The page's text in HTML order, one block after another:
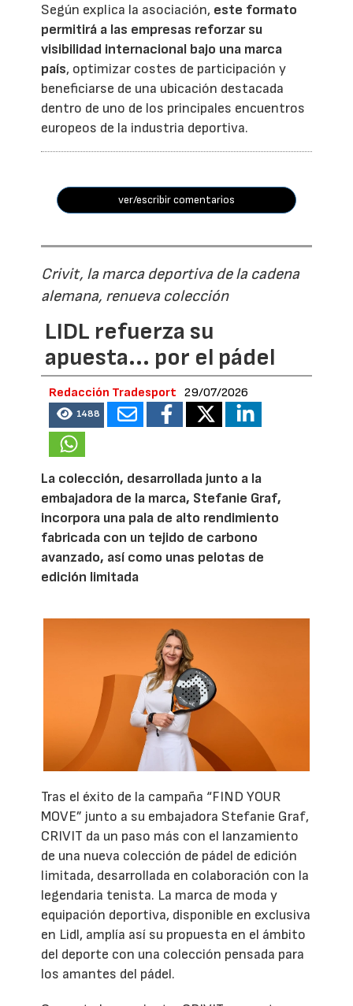
Según explica la asociación, este formato
permitirá a las empresas reforzar su
visibilidad internacional bajo una marca
país, optimizar costes de participación y
beneficiarse de una ubicación destacada
dentro de uno de los principales encuentros
europeos de la industria deportiva.
ver/escribir comentarios
Crivit, la marca deportiva de la cadena
alemana, renueva colección
LIDL refuerza su
apuesta... por el pádel
Redacción Tradesport 29/07/2026
1488
La colección, desarrollada junto a la
embajadora de la marca, Stefanie Graf,
incorpora una pala de alto rendimiento
fabricada con un tejido de carbono
avanzado, así como unas pelotas de
edición limitada
Tras el éxito de la campaña “FIND YOUR
MOVE” junto a su embajadora Stefanie Graf,
CRIVIT da un paso más con el lanzamiento
de una nueva colección de pádel de edición
limitada, desarrollada en colaboración con la
legendaria tenista. La marca de moda y
equipación deportiva, disponible en exclusiva
en Lidl, amplía así su propuesta en el ámbito
del deporte con una colección pensada para
los amantes del pádel.